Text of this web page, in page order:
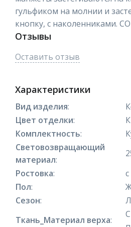
гульфиком на молнии и
кнопку, с наколенниками.
Отзывы
Оставить отзыв
Характеристики
Вид изделия:
Цвет отделки:
Комплектность:
Световозвращающий
материал:
Ростовка:
Пол:
Сезон:
Ткань_Материал верха: